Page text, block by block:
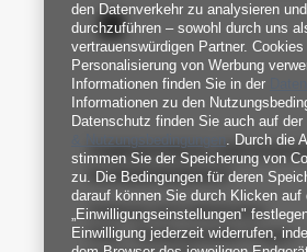
FABRIKPREIS-
UNDENDIENST
Zahlung und Lieferkosten
FAQ - Häufig gestellte Fragen
den Datenverkehr zu analysieren
durchzuführen – sowohl durch uns
vertrauenswürdigen Partner.
Personalisierung von Werbung
Informationen finden Sie in der
Informationen zu den
Datenschutz finden Sie auch auf der
& Nutzungsbedingungen . Durch die
stimmen Sie der Speicherung von
zu. Die Bedingungen für deren
darauf können Sie durch Klicken auf
„Einwilligungseinstellungen"
Einwilligung jederzeit widerrufen,